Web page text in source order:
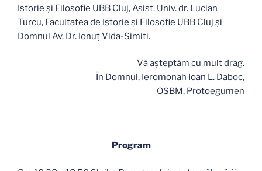
Istorie și Filosofie UBB Cluj, Asist. Univ. dr. Lucian
Turcu, Facultatea de Istorie și Filosofie UBB Cluj și
Domnul Av. Dr. Ionuț Vida-Simiti.
Vă așteptăm cu mult drag.
În Domnul, Ieromonah Ioan L. Daboc,
OSBM, Protoegumen
Program